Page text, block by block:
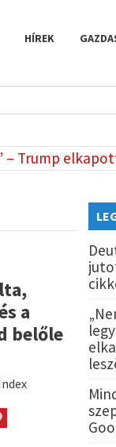
HÍREK
elkapott
a
belőle